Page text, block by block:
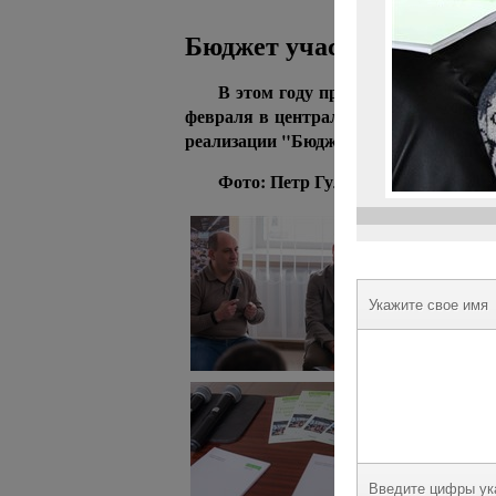
Бюджет участия в
В этом году проект "Бюджет
февраля в центральной библиотеке
реализации "Бюджета участия".
Фото: Петр Гуляев
Укажите свое имя
Введите цифры